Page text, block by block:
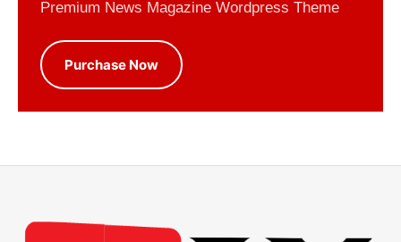
Premium News Magazine Wordpress Theme
Purchase Now